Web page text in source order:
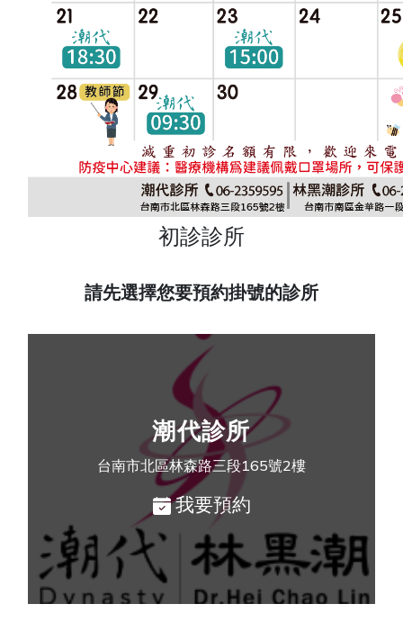
初診診所
請先選擇您要預約掛號的診所
潮代診所
台南市北區林森路三段165號2樓
我要預約